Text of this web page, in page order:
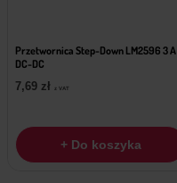
Przetwornica Step-Down LM2596 3 A
DC-DC
7,69 zł z VAT
+ Do koszyka